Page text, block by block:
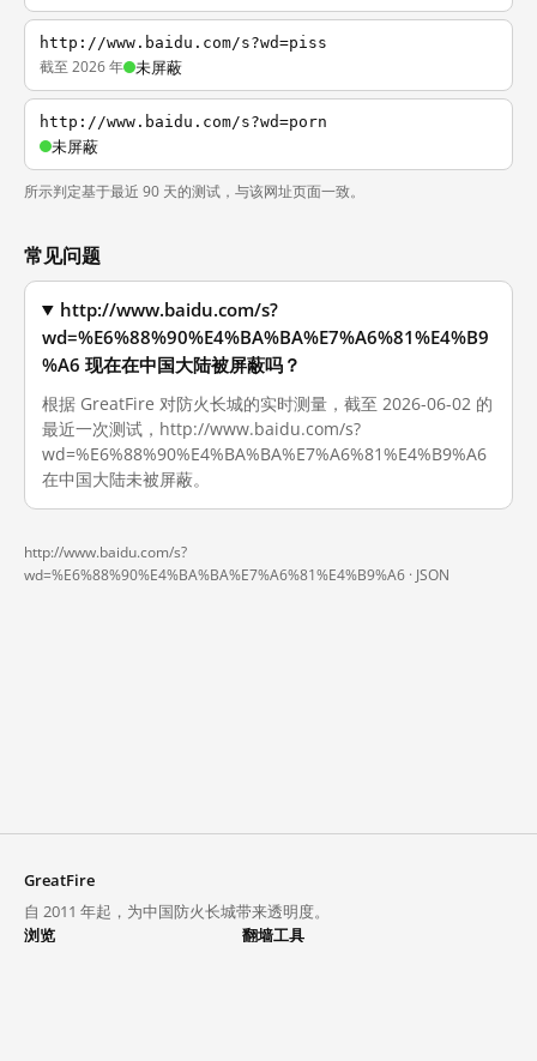
http://www.baidu.com/s?wd=piss
截至 2026 年 未屏蔽
http://www.baidu.com/s?wd=porn
未屏蔽
所示判定基于最近 90 天的测试，与该网址页面一致。
常见问题
http://www.baidu.com/s?
wd=%E6%88%90%E4%BA%BA%E7%A6%81%E4%B9
%A6 现在在中国大陆被屏蔽吗？
根据 GreatFire 对防火长城的实时测量，截至 2026-06-02 的
最近一次测试，http://www.baidu.com/s?
wd=%E6%88%90%E4%BA%BA%E7%A6%81%E4%B9%A6
在中国大陆未被屏蔽。
http://www.baidu.com/s?
wd=%E6%88%90%E4%BA%BA%E7%A6%81%E4%B9%A6 · JSON
GreatFire
自 2011 年起，为中国防火长城带来透明度。
浏览
翻墙工具